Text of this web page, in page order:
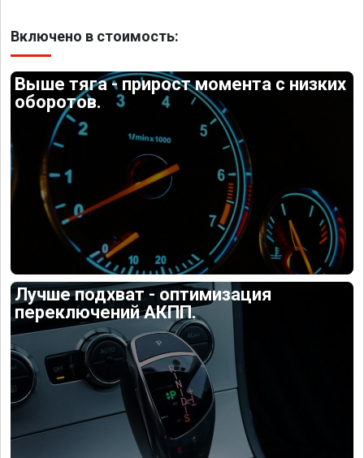
Включено в стоимость:
Выше тяга - прирост момента с низких
оборотов.
Лучше подхват - оптимизация
переключений АКПП.